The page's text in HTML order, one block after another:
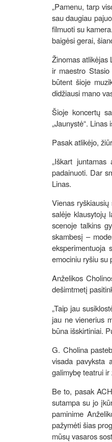
„Pamenu, tarp
sau daugiau
filmuoti su
baigėsi gerai,
Žinomas atlikėjas
ir maestro
būtent šioje
didžiausi mano
Šioje koncertų
„Jaunystė“.
Pasak atlikėjo,
„Iškart
padainuoti. Dar
Linas.
Vienas
salėje klausytojų
scenoje talkins
skambesį –
emociniu ryšiu su
Anželikos
dešimtmetį
„Taip jau
jau ne vienerius
būna išskirtiniai.
G. Cholina
visada pavyksta
galimybę teatrui ir
Be to, pasak
sutampa su jo
paminime
pažymėti šias
mūsų vasaros